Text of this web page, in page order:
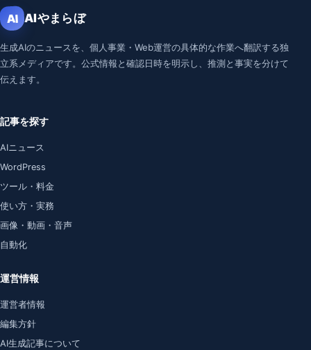
AI AIやまらぼ
生成AIのニュースを、個人事業・Web運営の具体的な作業へ翻訳する独
立系メディアです。公式情報と確認日時を明示し、推測と事実を分けて
伝えます。
記事を探す
AIニュース
WordPress
ツール・料金
使い方・実務
画像・動画・音声
自動化
運営情報
運営者情報
編集方針
AI生成記事について